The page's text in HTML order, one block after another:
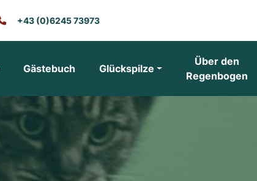
+43 (0)6245 73973
Gästebuch Glückspilze
Über den
Regenbogen